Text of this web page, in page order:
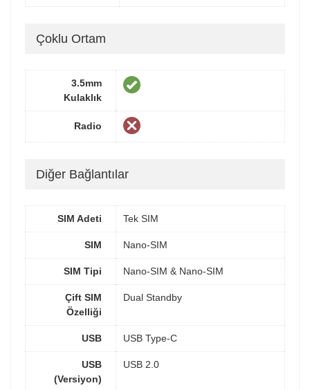
Çoklu Ortam
3.5mm
Kulaklık
Radio
Diğer Bağlantılar
SIM Adeti Tek SIM
SIM Nano-SIM
SIM Tipi Nano-SIM & Nano-SIM
Çift SIM
Özelliği
Dual Standby
USB USB Type-C
USB
(Versiyon)
USB 2.0